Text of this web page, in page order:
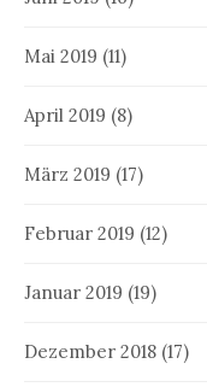
Mai 2019 (11)
April 2019 (8)
März 2019 (17)
Februar 2019 (12)
Januar 2019 (19)
Dezember 2018 (17)